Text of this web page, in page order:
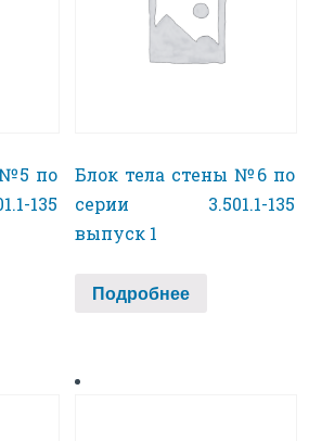
№5 по
135
Блок тела стены №6 по
серии 3.501.1-135
выпуск 1
Подробнее